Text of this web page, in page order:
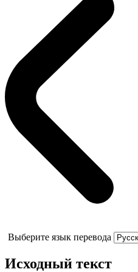
Выберите язык перевода
Исходный текст